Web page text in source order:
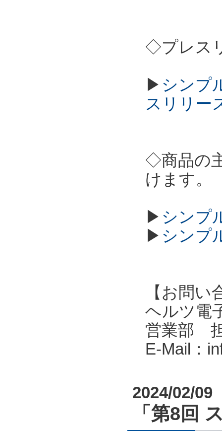
◇プレス
▶ シンプ
スリリー
◇商品の
けます。
▶ シンプ
▶ シンプ
【お問い
ヘルツ電
営業部
E-Mail：
2024/02/09
「第8回